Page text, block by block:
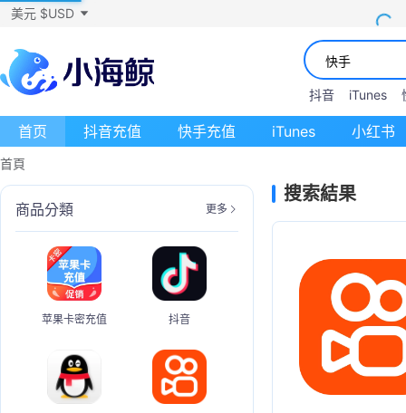
美元 $USD
抖音 iTunes
首页 抖音充值 快手充值 iTunes 小红书
首頁
商品分類 更多
苹果卡密充值 抖音
搜索結果